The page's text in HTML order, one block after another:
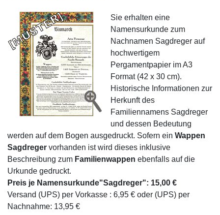
Sie erhalten eine
Namensurkunde zum
Nachnamen Sagdreger auf
hochwertigem
Pergamentpapier im A3
Format (42 x 30 cm).
Historische Informationen zur
Herkunft des
Familiennamens Sagdreger
und dessen Bedeutung
werden auf dem Bogen ausgedruckt. Sofern ein Wappen
Sagdreger vorhanden ist wird dieses inklusive
Beschreibung zum Familienwappen ebenfalls auf die
Urkunde gedruckt.
Preis je Namensurkunde"Sagdreger": 15,00 €
Versand (UPS) per Vorkasse : 6,95 € oder (UPS) per
Nachnahme: 13,95 €